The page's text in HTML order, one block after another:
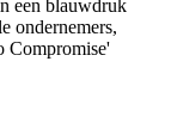
een blauwdruk
ondernemers,
Compromise'